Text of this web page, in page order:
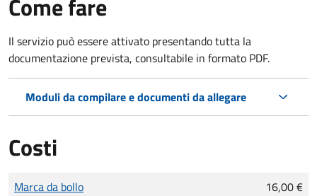
Il servizio può essere attivato presentando tutta la
documentazione prevista, consultabile in formato PDF.
Moduli da compilare e documenti da allegare
Costi
Tipo di pagamento
Importo
Marca da bollo 16,00 €